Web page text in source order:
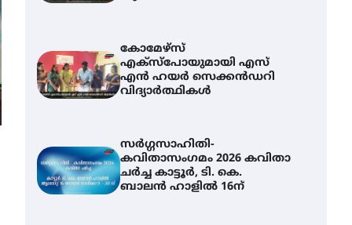
കോമേഴ്സ്
എക്സ്പോയുമായി എസ്
എൻ ഹയർ സെക്കൻഡറി
വിദ്യാർത്ഥികൾ
സർഗ്ഗസാഹിതി-
കവിതാസംഗമം 2026 കവിതാ
ചർച്ച കാട്ടൂർ, ടി. കെ.
ബാലൻ ഹാളിൽ 16ന്